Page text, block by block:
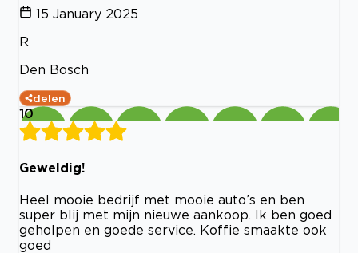
15 January 2025
R
Den Bosch
delen
10
Geweldig!
Heel mooie bedrijf met mooie auto’s en ben
super blij met mijn nieuwe aankoop. Ik ben goed
geholpen en goede service. Koffie smaakte ook
goed